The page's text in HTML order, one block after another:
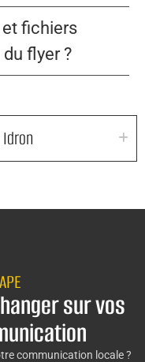
fichiers
flyer ?
sur vos
communication locale ?